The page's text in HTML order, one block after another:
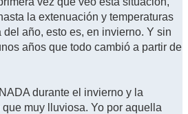
la extenuación y temperaturas
año, esto es, en invierno. Y sin
años que todo cambió a partir de
durante el invierno y la
muy lluviosa. Yo por aquella